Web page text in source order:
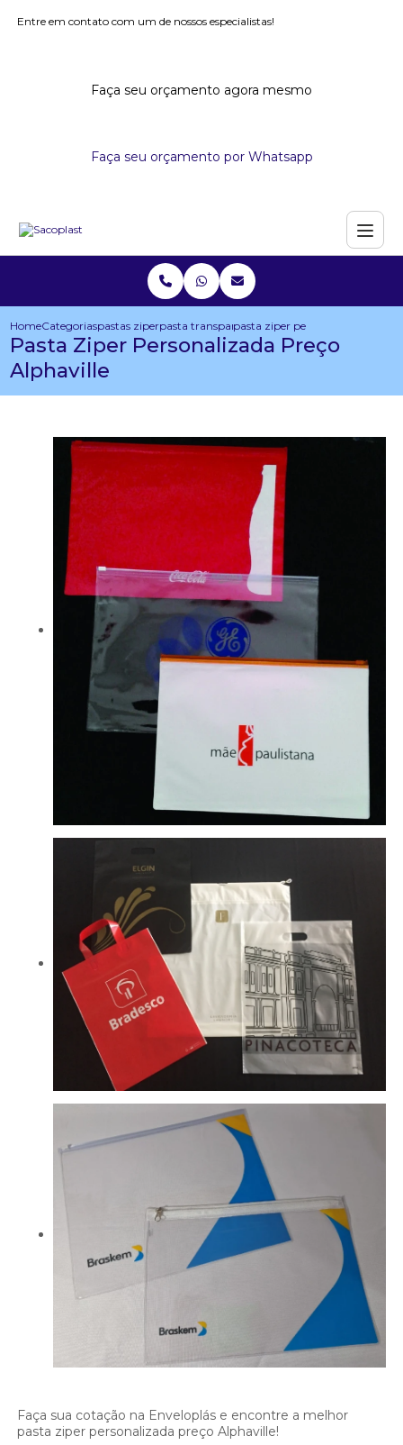
Entre em contato com um de nossos especialistas!
Faça seu orçamento agora mesmo
Faça seu orçamento por Whatsapp
HomeCategoriaspastas ziperpasta transparente com ziperpasta ziper personalizada preco
Pasta Ziper Personalizada Preço
Alphaville
Faça sua cotação na Enveloplás e encontre a melhor
pasta ziper personalizada preço Alphaville!